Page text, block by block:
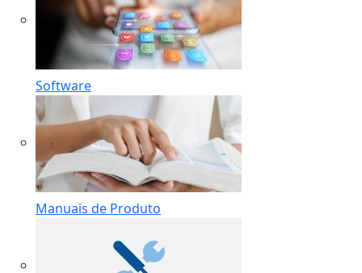
Software
Manuais de Produto